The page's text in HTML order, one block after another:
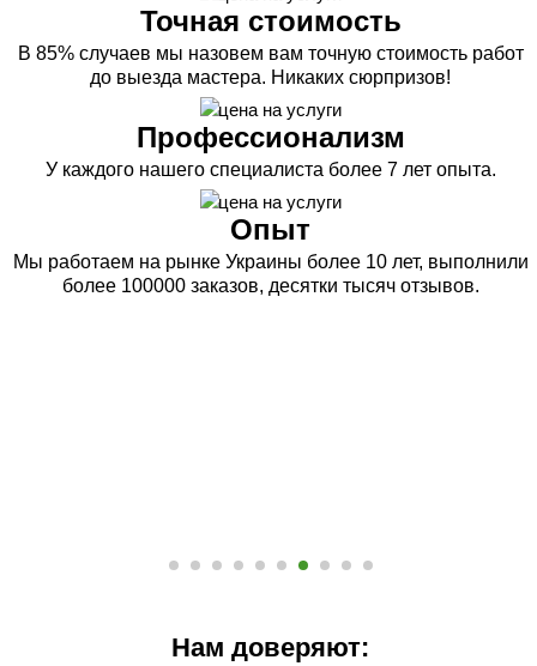
Точная стоимость
В 85% случаев мы назовем вам точную стоимость работ
до выезда мастера. Никаких сюрпризов!
Профессионализм
У каждого нашего специалиста более 7 лет опыта.
Опыт
Мы работаем на рынке Украины более 10 лет, выполнили
более 100000 заказов, десятки тысяч отзывов.
Нам доверяют: